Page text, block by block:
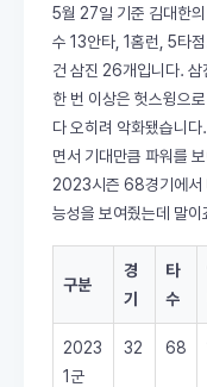
5월 27일 기준 김대한
수 13안타, 1홈런, 5타
건 삼진 26개입니다.
한 번 이상은 헛스윙으
다 오히려 악화됐습니
면서 기대만큼 파워를
2023시즌 68경기에서
능성을 보여줬는데 말이
구분
경
기
타
수
2023
1군
32 68